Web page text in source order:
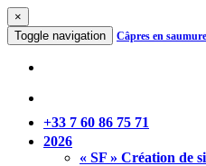
×
Toggle navigation
Câpres en
+33 7 60 86 75 71
2026
« SF » Création de